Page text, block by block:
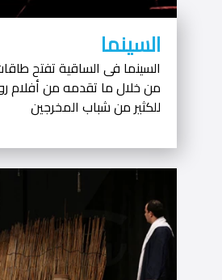
السينما
السينما فى الساقية تفتح
من خلال ما تقدمه من أفلام
للكثير من شباب المخرجين